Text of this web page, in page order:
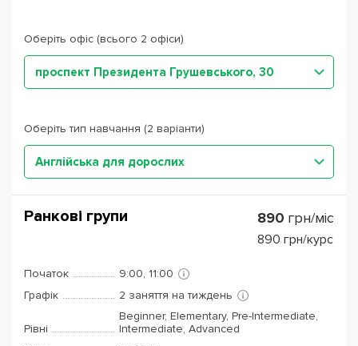
Оберіть офіс (всього 2 офіси)
проспект Президента Грушевського, 30
Оберіть тип навчання (2 варіанти)
Англійська для дорослих
Ранкові групи 890 грн/міс
890 грн/курс
Початок
9:00, 11:00
Графік
2 заняття на тиждень
Рівні
Beginner, Elementary, Pre-Intermediate,
Intermediate, Advanced